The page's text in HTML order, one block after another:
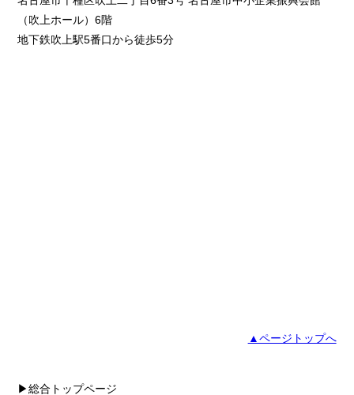
（吹上ホール）6階
地下鉄吹上駅5番口から徒歩5分
▲ページトップへ
▶総合トップページ